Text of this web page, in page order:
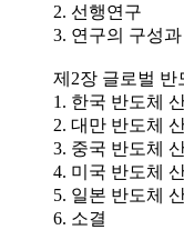
2. 선행연구
3. 연구의 구성
제2장 글로벌 반
1. 한국 반도체
2. 대만 반도체
3. 중국 반도체
4. 미국 반도체
5. 일본 반도체
6. 소결